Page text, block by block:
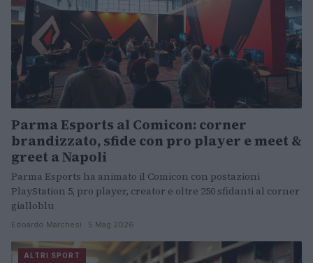
Parma Esports al Comicon: corner
brandizzato, sfide con pro player e meet &
greet a Napoli
Parma Esports ha animato il Comicon con postazioni
PlayStation 5, pro player, creator e oltre 250 sfidanti al corner
gialloblu
Edoardo Marchesi · 5 Mag 2026
ALTRI SPORT